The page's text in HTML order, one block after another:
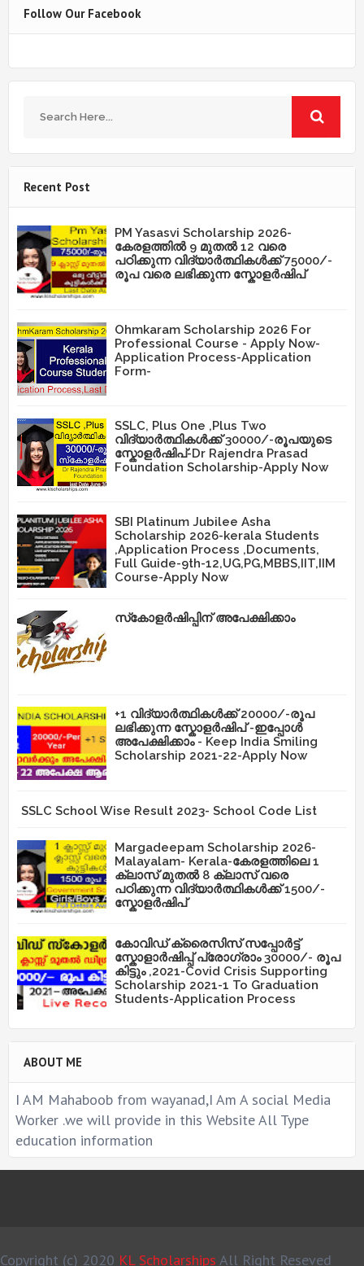
Follow Our Facebook
Recent Post
PM Yasasvi Scholarship 2026-
കേരളത്തിൽ 9 മുതൽ 12 വരെ
പഠിക്കുന്ന വിദ്യാർത്ഥികൾക്ക് 75000/-
രൂപ വരെ ലഭിക്കുന്ന സ്കോളർഷിപ്
Ohmkaram Scholarship 2026 For
Professional Course - Apply Now-
Application Process-Application
Form-
SSLC, Plus One ,Plus Two
വിദ്യാർത്ഥികൾക്ക് 30000/-രൂപയുടെ
സ്കോളർഷിപ്-Dr Rajendra Prasad
Foundation Scholarship-Apply Now
SBI Platinum Jubilee Asha
Scholarship 2026-kerala Students
,Application Process ,Documents,
Full Guide-9th-12,UG,PG,MBBS,IIT,IIM
Course-Apply Now
സ്‌കോളർഷിപ്പിന് അപേക്ഷിക്കാം
+1 വിദ്യാർത്ഥികൾക്ക് 20000/-രൂപ
ലഭിക്കുന്ന സ്കോളർഷിപ് -ഇപ്പോൾ
അപേക്ഷിക്കാം - Keep India Smiling
Scholarship 2021-22-Apply Now
SSLC School Wise Result 2023- School Code List
Margadeepam Scholarship 2026-
Malayalam- Kerala-കേരളത്തിലെ 1
ക്ലാസ് മുതൽ 8 ക്ലാസ് വരെ
പഠിക്കുന്ന വിദ്യാർത്ഥികൾക്ക് 1500/-
സ്കോളർഷിപ്
കോവിഡ് ക്രൈസിസ് സപ്പോർട്ട്
സ്കോളാർഷിപ്പ് പ്രോഗ്രാം 30000/- രൂപ
കിട്ടും ,2021-Covid Crisis Supporting
Scholarship 2021-1 To Graduation
Students-Application Process
ABOUT ME
I AM Mahaboob from wayanad,I Am A social Media
Worker .we will provide in this Website All Type
education information
Copyright (c) 2020 KL Scholarships All Right Reseved